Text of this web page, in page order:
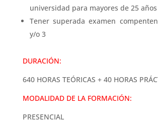
universidad para mayores de 25
Tener superada examen
y/o 3
DURACIÓN:
640 HORAS TEÓRICAS + 40 HORAS
MODALIDAD DE LA FORMACIÓN:
PRESENCIAL